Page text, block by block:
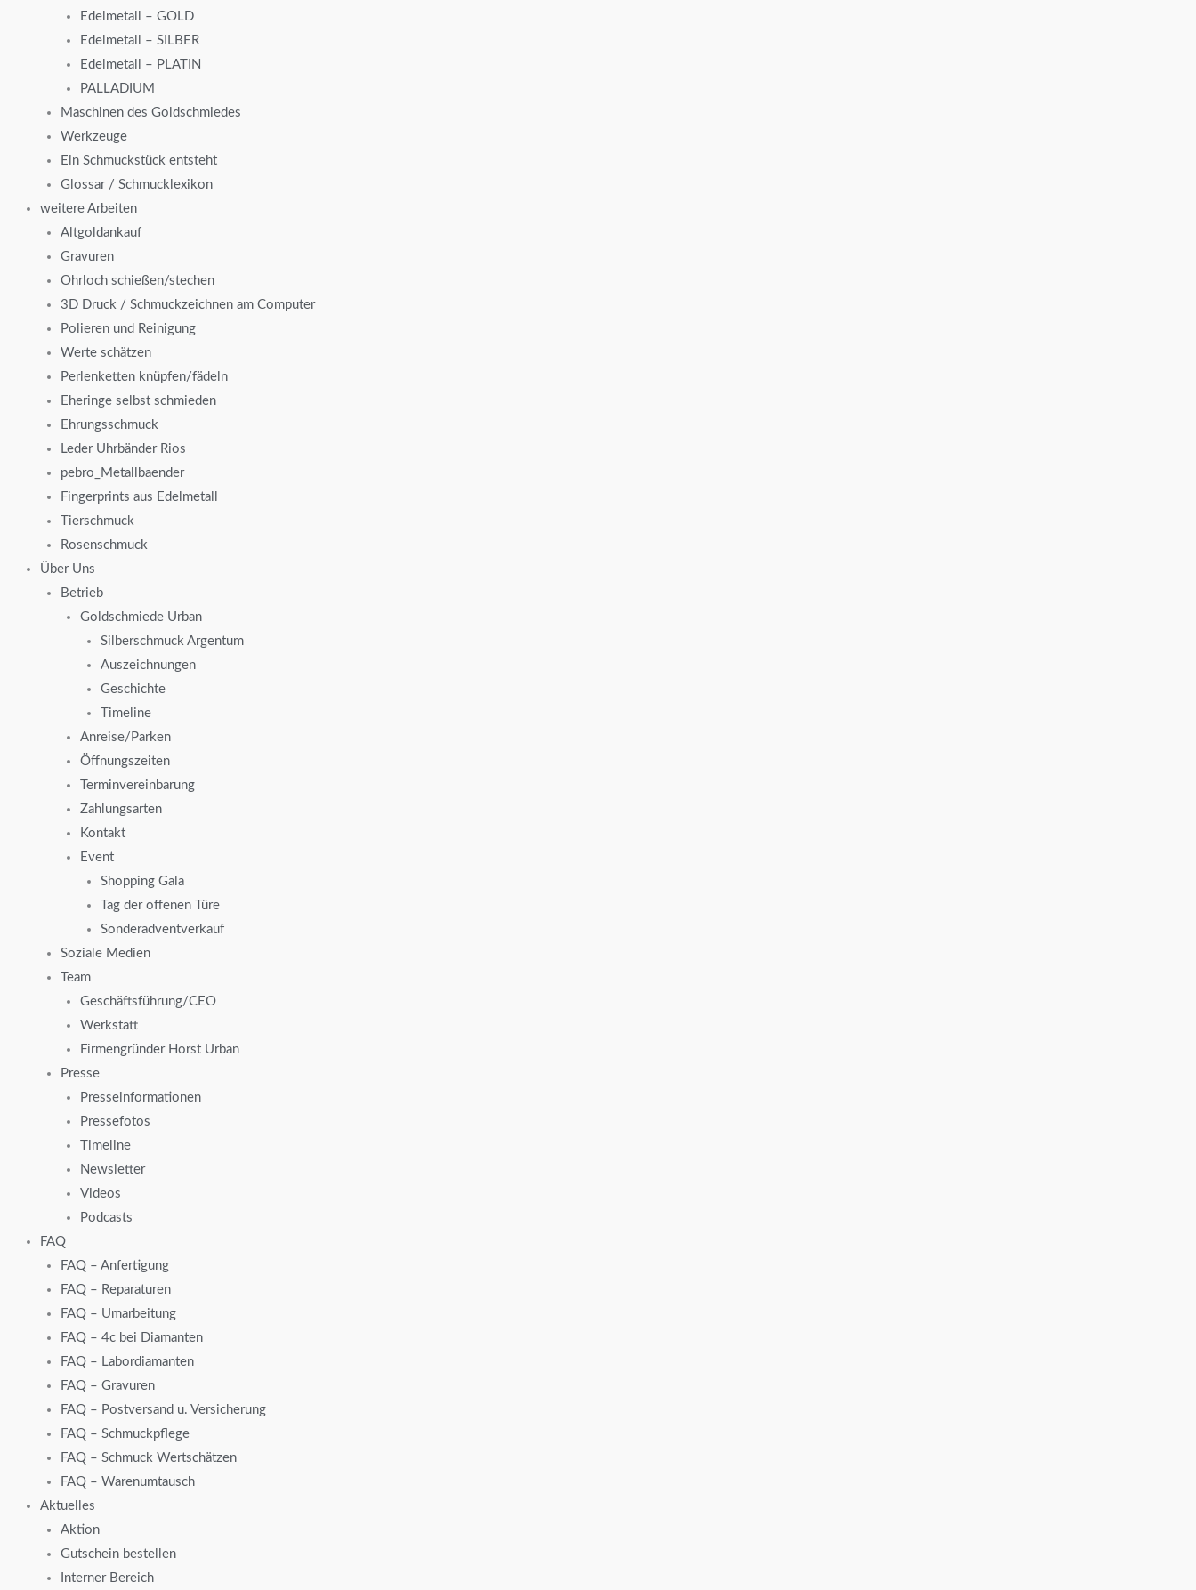
Edelmetall – GOLD
Edelmetall – SILBER
Edelmetall – PLATIN
PALLADIUM
Maschinen des Goldschmiedes
Werkzeuge
Ein Schmuckstück entsteht
Glossar / Schmucklexikon
weitere Arbeiten
Altgoldankauf
Gravuren
Ohrloch schießen/stechen
3D Druck / Schmuckzeichnen am Computer
Polieren und Reinigung
Werte schätzen
Perlenketten knüpfen/fädeln
Eheringe selbst schmieden
Ehrungsschmuck
Leder Uhrbänder Rios
pebro_Metallbaender
Fingerprints aus Edelmetall
Tierschmuck
Rosenschmuck
Über Uns
Betrieb
Goldschmiede Urban
Silberschmuck Argentum
Auszeichnungen
Geschichte
Timeline
Anreise/Parken
Öffnungszeiten
Terminvereinbarung
Zahlungsarten
Kontakt
Event
Shopping Gala
Tag der offenen Türe
Sonderadventverkauf
Soziale Medien
Team
Geschäftsführung/CEO
Werkstatt
Firmengründer Horst Urban
Presse
Presseinformationen
Pressefotos
Timeline
Newsletter
Videos
Podcasts
FAQ
FAQ – Anfertigung
FAQ – Reparaturen
FAQ – Umarbeitung
FAQ – 4c bei Diamanten
FAQ – Labordiamanten
FAQ – Gravuren
FAQ – Postversand u. Versicherung
FAQ – Schmuckpflege
FAQ – Schmuck Wertschätzen
FAQ – Warenumtausch
Aktuelles
Aktion
Gutschein bestellen
Interner Bereich